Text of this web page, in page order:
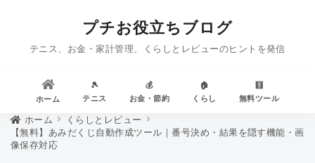
プチお役立ちブログ
テニス、お金・家計管理、くらしとレビューのヒントを発信
ホーム
🎾
テニス
💰
お金・節約
🏠
くらし
🧮
無料ツール
ホーム
くらしとレビュー
【無料】あみだくじ自動作成ツール｜番号決め・結果を隠す機能・画
像保存対応